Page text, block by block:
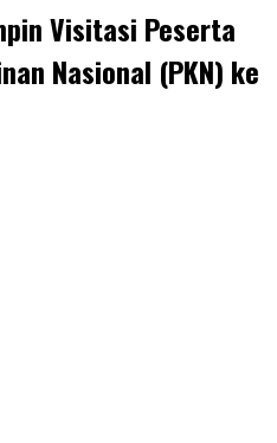
Visitasi Peserta
Nasional (PKN) ke